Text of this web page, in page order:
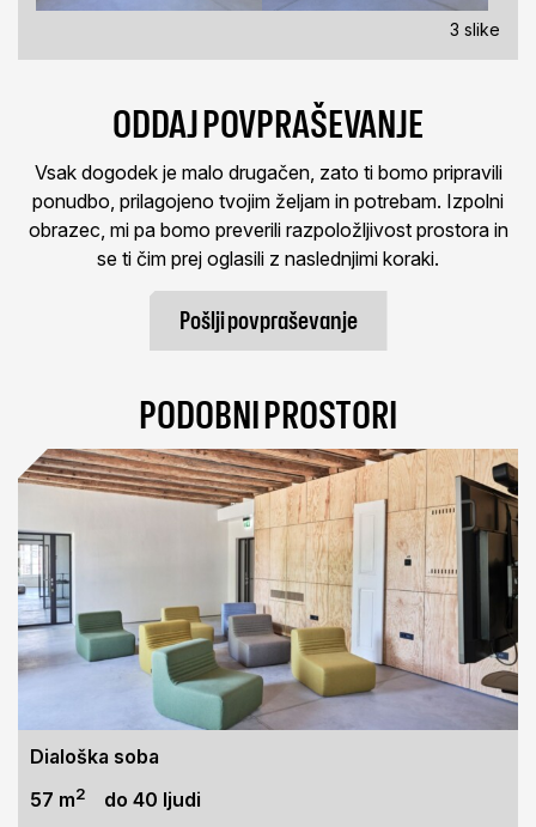
3 slike
ODDAJ POVPRAŠEVANJE
Vsak dogodek je malo drugačen, zato ti bomo pripravili
ponudbo, prilagojeno tvojim željam in potrebam. Izpolni
obrazec, mi pa bomo preverili razpoložljivost prostora in
se ti čim prej oglasili z naslednjimi koraki.
Pošlji povpraševanje
PODOBNI PROSTORI
Dialoška soba
57 m2
do 40 ljudi